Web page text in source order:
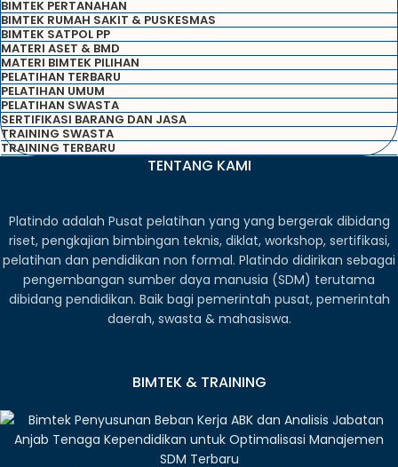
BIMTEK PERTANAHAN
BIMTEK RUMAH SAKIT & PUSKESMAS
BIMTEK SATPOL PP
MATERI ASET & BMD
MATERI BIMTEK PILIHAN
PELATIHAN TERBARU
PELATIHAN UMUM
PELATIHAN SWASTA
SERTIFIKASI BARANG DAN JASA
TRAINING SWASTA
TRAINING TERBARU
TENTANG KAMI
Platindo adalah Pusat pelatihan yang yang bergerak dibidang
riset, pengkajian bimbingan teknis, diklat, workshop, sertifikasi,
pelatihan dan pendidikan non formal. Platindo didirikan sebagai
pengembangan sumber daya manusia (SDM) terutama
dibidang pendidikan. Baik bagi pemerintah pusat, pemerintah
daerah, swasta & mahasiswa.
BIMTEK & TRAINING